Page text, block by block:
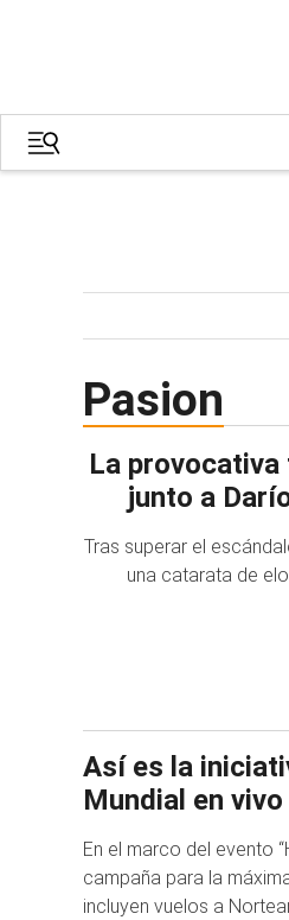
Pasion
La
junto a
Tras superar el
una catarata de
Así es la
Mundial en vivo
En el marco del evento
campaña para la
incluyen vuelos a